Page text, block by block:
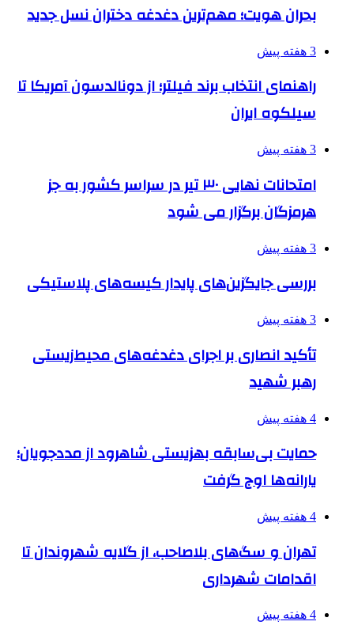
بحران هویت؛ مهم‌ترین دغدغه دختران نسل جدید
3 هفته پیش
راهنمای انتخاب برند فیلتر؛ از دونالدسون آمریکا تا
سیلکوه ایران
3 هفته پیش
امتحانات نهایی ۳۰ تیر در سراسر کشور به جز
هرمزگان برگزار می شود
3 هفته پیش
بررسی جایگزین‌های پایدار کیسه‌های پلاستیکی
3 هفته پیش
تأکید انصاری بر اجرای دغدغه‌های محیط‌زیستی
رهبر شهید
4 هفته پیش
حمایت بی‌سابقه بهزیستی شاهرود از مددجویان؛
یارانه‌ها اوج گرفت
4 هفته پیش
تهران و سگ‌های بلاصاحب، از گلایه شهروندان تا
اقدامات شهرداری
4 هفته پیش